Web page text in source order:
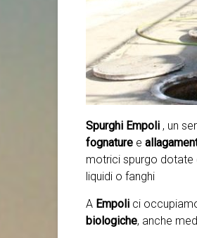
Spurghi Empoli , un
fognature e
motrici spurgo dotate
liquidi o fanghi
A Empoli ci
biologiche, anche